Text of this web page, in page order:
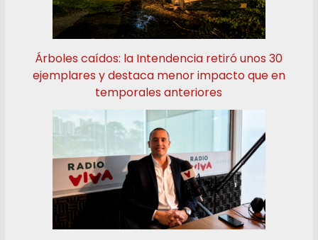
Árboles caídos: la Intendencia retiró unos 30
ejemplares y destaca menor impacto que en
temporales anteriores